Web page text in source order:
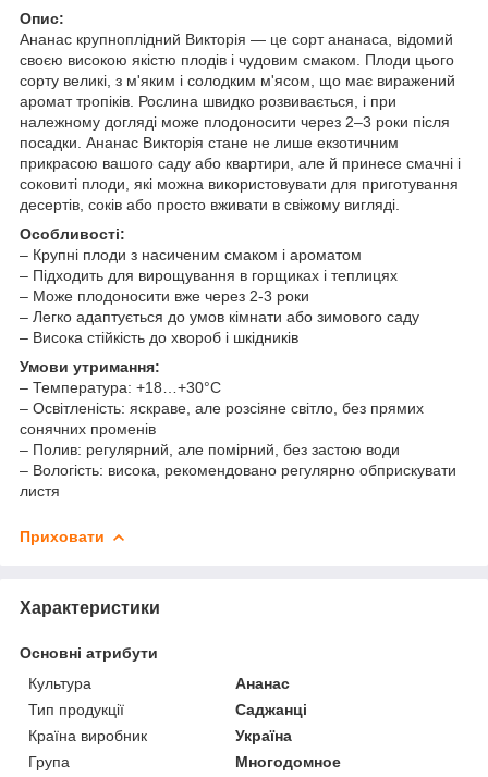
Опис:
Ананас крупноплідний Викторія — це сорт ананаса, відомий
своєю високою якістю плодів і чудовим смаком. Плоди цього
сорту великі, з м'яким і солодким м'ясом, що має виражений
аромат тропіків. Рослина швидко розвивається, і при
належному догляді може плодоносити через 2–3 роки після
посадки. Ананас Викторія стане не лише екзотичним
прикрасою вашого саду або квартири, але й принесе смачні і
соковиті плоди, які можна використовувати для приготування
десертів, соків або просто вживати в свіжому вигляді.
Особливості:
– Крупні плоди з насиченим смаком і ароматом
– Підходить для вирощування в горщиках і теплицях
– Може плодоносити вже через 2-3 роки
– Легко адаптується до умов кімнати або зимового саду
– Висока стійкість до хвороб і шкідників
Умови утримання:
– Температура: +18…+30°C
– Освітленість: яскраве, але розсіяне світло, без прямих
сонячних променів
– Полив: регулярний, але помірний, без застою води
– Вологість: висока, рекомендовано регулярно обприскувати
листя
Приховати
Характеристики
Основні атрибути
Культура
Ананас
Тип продукції
Саджанці
Країна виробник
Україна
Група
Многодомное